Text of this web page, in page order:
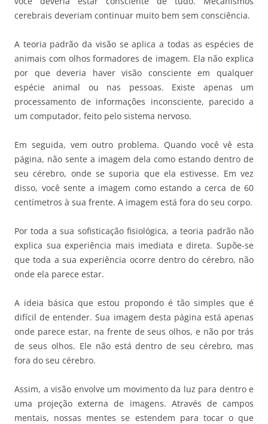
cerebrais deveriam continuar muito bem sem consciência.
A teoria padrão da visão se aplica a todas as espécies de
animais com olhos formadores de imagem. Ela não explica
por que deveria haver visão consciente em qualquer
espécie animal ou nas pessoas. Existe apenas um
processamento de informações inconsciente, parecido a
um computador, feito pelo sistema nervoso.
Em seguida, vem outro problema. Quando você vê esta
página, não sente a imagem dela como estando dentro de
seu cérebro, onde se suporia que ela estivesse. Em vez
disso, você sente a imagem como estando a cerca de 60
centímetros à sua frente. A imagem está fora do seu corpo.
Por toda a sua sofisticação fisiológica, a teoria padrão não
explica sua experiência mais imediata e direta. Supõe-se
que toda a sua experiência ocorre dentro do cérebro, não
onde ela parece estar.
A ideia básica que estou propondo é tão simples que é
difícil de entender. Sua imagem desta página está apenas
onde parece estar, na frente de seus olhos, e não por trás
de seus olhos. Ele não está dentro de seu cérebro, mas
fora do seu cérebro.
Assim, a visão envolve um movimento da luz para dentro e
uma projeção externa de imagens. Através de campos
mentais, nossas mentes se estendem para tocar o que